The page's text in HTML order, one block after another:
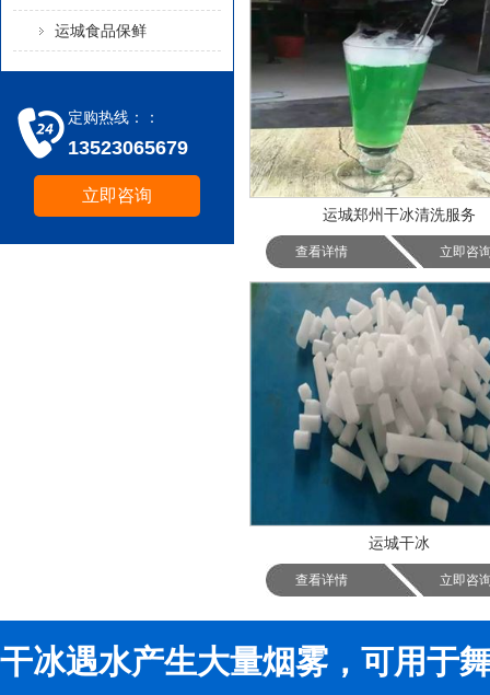
运城食品保鲜
定购热线：：
13523065679
立即咨询
运城郑州干冰清洗服务
查看详情 立即咨
运城干冰
查看详情 立即咨
干冰遇水产生大量烟雾，可用于